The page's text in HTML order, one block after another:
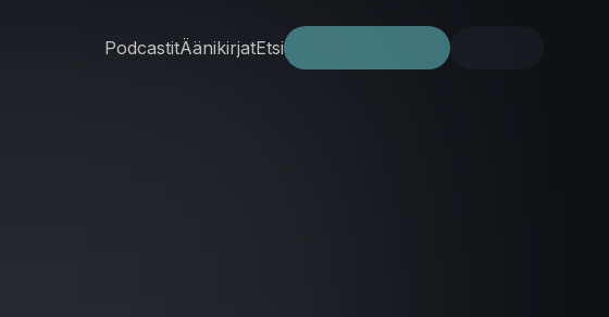
PodcastitÄänikirjatEtsi